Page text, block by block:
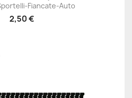
Fiancate-Auto
2,50 €